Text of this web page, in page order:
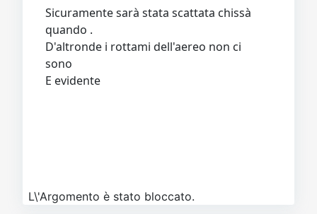
Sicuramente sarà stata scattata chissà
quando .
D'altronde i rottami dell'aereo non ci
sono
E evidente
L\'Argomento è stato bloccato.